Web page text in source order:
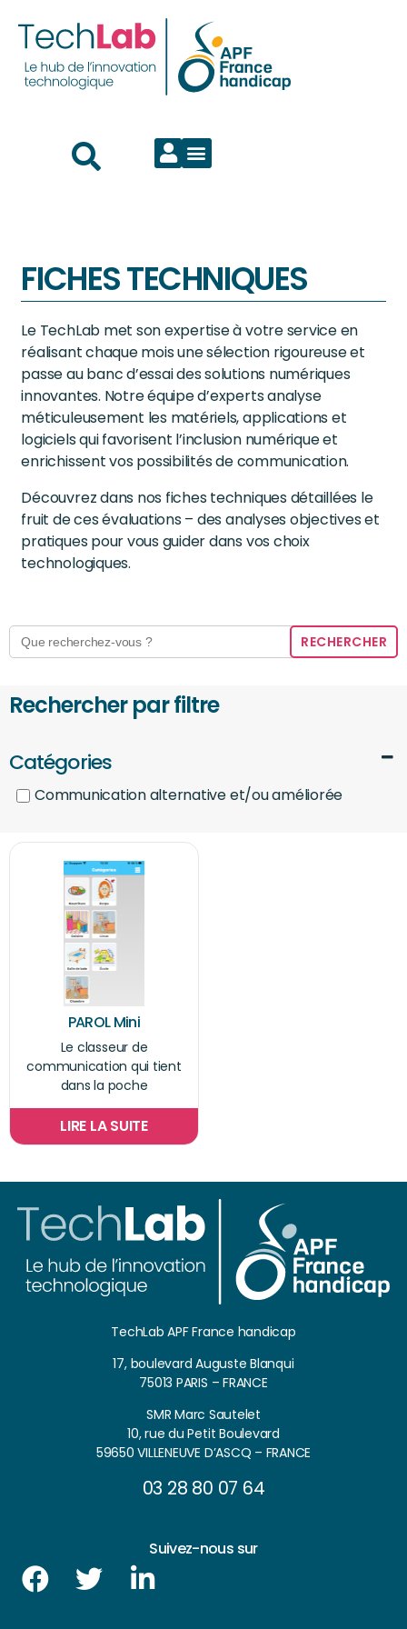
FICHES TECHNIQUES
Le TechLab met son expertise à votre service en
réalisant chaque mois une sélection rigoureuse et
passe au banc d’essai des solutions numériques
innovantes. Notre équipe d’experts analyse
méticuleusement les matériels, applications et
logiciels qui favorisent l’inclusion numérique et
enrichissent vos possibilités de communication.
Découvrez dans nos fiches techniques détaillées le
fruit de ces évaluations – des analyses objectives et
pratiques pour vous guider dans vos choix
technologiques.
Search
for:
Rechercher par filtre
Catégories
Communication alternative et/ou améliorée
PAROL Mini
Le classeur de
communication qui tient
dans la poche
LIRE LA SUITE
TechLab APF France handicap
17, boulevard Auguste Blanqui
75013 PARIS – FRANCE
SMR Marc Sautelet
10, rue du Petit Boulevard
59650 VILLENEUVE D’ASCQ – FRANCE
03 28 80 07 64
Suivez-nous sur